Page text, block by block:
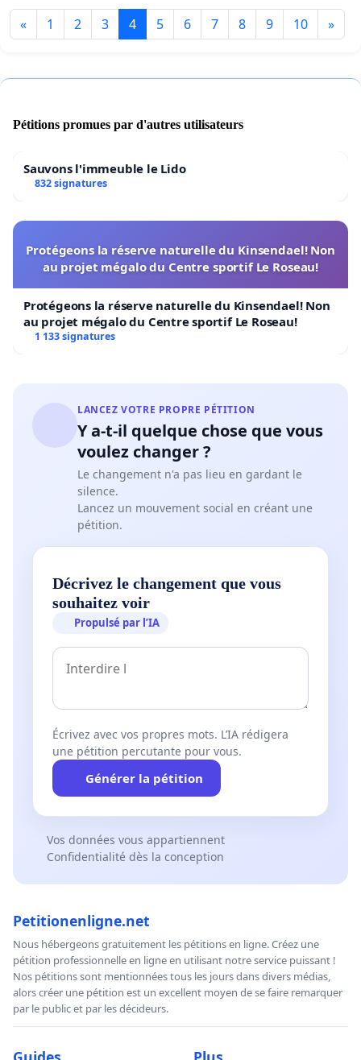
« 1 2 3 4 5 6 7 8 9 10 »
Pétitions promues par d'autres utilisateurs
Sauvons l'immeuble le Lido
832 signatures
Protégeons la réserve naturelle du Kinsendael! Non
au projet mégalo du Centre sportif Le Roseau!
Protégeons la réserve naturelle du Kinsendael! Non
au projet mégalo du Centre sportif Le Roseau!
1 133 signatures
LANCEZ VOTRE PROPRE PÉTITION
Y a-t-il quelque chose que vous
voulez changer ?
Le changement n'a pas lieu en gardant le
silence.
Lancez un mouvement social en créant une
pétition.
Décrivez le changement que vous
souhaitez voir
Propulsé par l’IA
Écrivez avec vos propres mots. L’IA rédigera
une pétition percutante pour vous.
Générer la pétition
Vos données vous appartiennent
Confidentialité dès la conception
Petitionenligne.net
Nous hébergeons gratuitement les pétitions en ligne. Créez une
pétition professionnelle en ligne en utilisant notre service puissant !
Nos pétitions sont mentionnées tous les jours dans divers médias,
alors créer une pétition est un excellent moyen de se faire remarquer
par le public et par les décideurs.